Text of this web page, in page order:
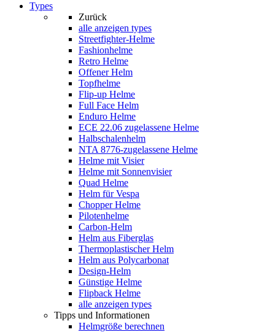
Types
Zurück
alle anzeigen types
Streetfighter-Helme
Fashionhelme
Retro Helme
Offener Helm
Topfhelme
Flip-up Helme
Full Face Helm
Enduro Helme
ECE 22.06 zugelassene Helme
Halbschalenhelm
NTA 8776-zugelassene Helme
Helme mit Visier
Helme mit Sonnenvisier
Quad Helme
Helm für Vespa
Chopper Helme
Pilotenhelme
Carbon-Helm
Helm aus Fiberglas
Thermoplastischer Helm
Helm aus Polycarbonat
Design-Helm
Günstige Helme
Flipback Helme
alle anzeigen types
Tipps und Informationen
Helmgröße berechnen